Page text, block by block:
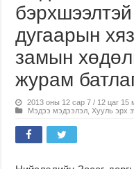
дугаарын
замын
журам
2013 оны 12 сар 7 / 12 цаг 15
Мэдээ мэдээлэл ,Хууль эрх